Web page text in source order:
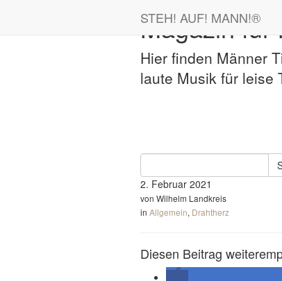
STEH! AUF! MANN!®
Magazin für
Hier finden Männer
laute Musik für leise
2. Februar 2021
von Wilhelm Landkreis
in Allgemein, Drahtherz
Diesen Beitrag